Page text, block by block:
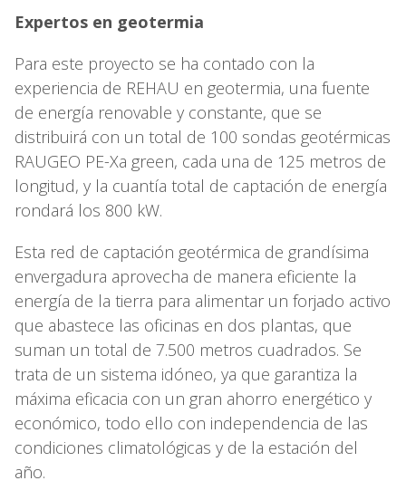
Expertos en geotermia
Para este proyecto se ha contado con la
experiencia de REHAU en geotermia, una fuente
de energía renovable y constante, que se
distribuirá con un total de 100 sondas geotérmicas
RAUGEO PE-Xa green, cada una de 125 metros de
longitud, y la cuantía total de captación de energía
rondará los 800 kW.
Esta red de captación geotérmica de grandísima
envergadura aprovecha de manera eficiente la
energía de la tierra para alimentar un forjado activo
que abastece las oficinas en dos plantas, que
suman un total de 7.500 metros cuadrados. Se
trata de un sistema idóneo, ya que garantiza la
máxima eficacia con un gran ahorro energético y
económico, todo ello con independencia de las
condiciones climatológicas y de la estación del
año.